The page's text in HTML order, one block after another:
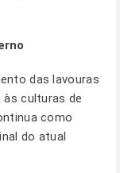
das lavouras
culturas de
como
do atual